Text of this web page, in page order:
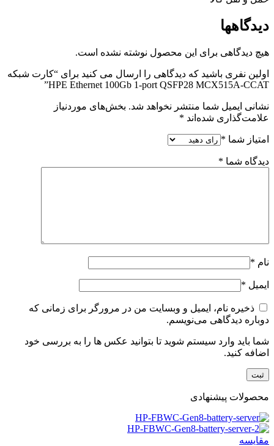
دیدگاهها
هیچ دیدگاهی برای این محصول نوشته نشده است.
اولین نفری باشید که دیدگاهی را ارسال می کنید برای “کارت شبکه
HPE Ethernet 100Gb 1-port QSFP28 MCX515A-CCAT”
نشانی ایمیل شما منتشر نخواهد شد. بخش‌های موردنیاز
علامت‌گذاری شده‌اند *
امتیاز شما *
دیدگاه شما *
نام *
ایمیل *
ذخیره نام، ایمیل و وبسایت من در مرورگر برای زمانی که
دوباره دیدگاهی می‌نویسم.
شما باید وارد سیستم شوید تا بتوانید عکس ها را به بررسی خود
اضافه کنید.
محصولات پیشنهادی
مقایسه